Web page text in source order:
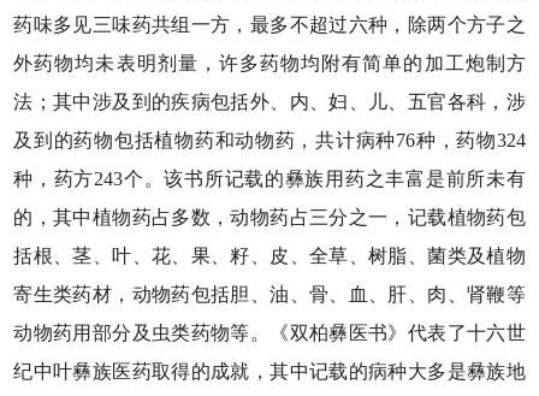
药味多见三味药共组一方，最多不超过六种，除两个方子之
外药物均未表明剂量，许多药物均附有简单的加工炮制方
法；其中涉及到的疾病包括外、内、妇、儿、五官各科，涉
及到的药物包括植物药和动物药，共计病种76种，药物324
种，药方243个。该书所记载的彝族用药之丰富是前所未有
的，其中植物药占多数，动物药占三分之一，记载植物药包
括根、茎、叶、花、果、籽、皮、全草、树脂、菌类及植物
寄生类药材，动物药包括胆、油、骨、血、肝、肉、肾鞭等
动物药用部分及虫类药物等。《双柏彝医书》代表了十六世
纪中叶彝族医药取得的成就，其中记载的病种大多是彝族地